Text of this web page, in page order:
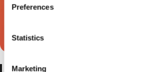
Preferences
Statistics
Marketing